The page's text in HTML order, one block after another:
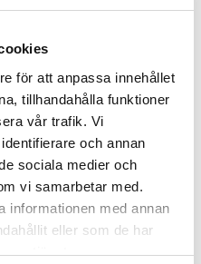
för att anpassa innehållet
tillhandahålla funktioner
vår trafik. Vi
och annan
sociala medier och
vi samarbetar med.
informationen med annan
eller som de har
tjänster.
hjulset